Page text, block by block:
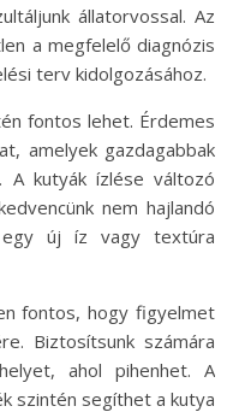
állatorvossal. Az
a megfelelő diagnózis
terv kidolgozásához.
fontos lehet. Érdemes
amelyek gazdagabbak
A kutyák ízlése változó
nem hajlandó
új íz vagy textúra
fontos, hogy figyelmet
Biztosítsunk számára
ahol pihenhet. A
szintén segíthet a kutya